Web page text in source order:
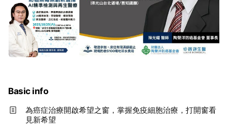
Basic info
為癌症治療開啟希望之窗，掌握免疫細胞治療，打開窗看
見新希望